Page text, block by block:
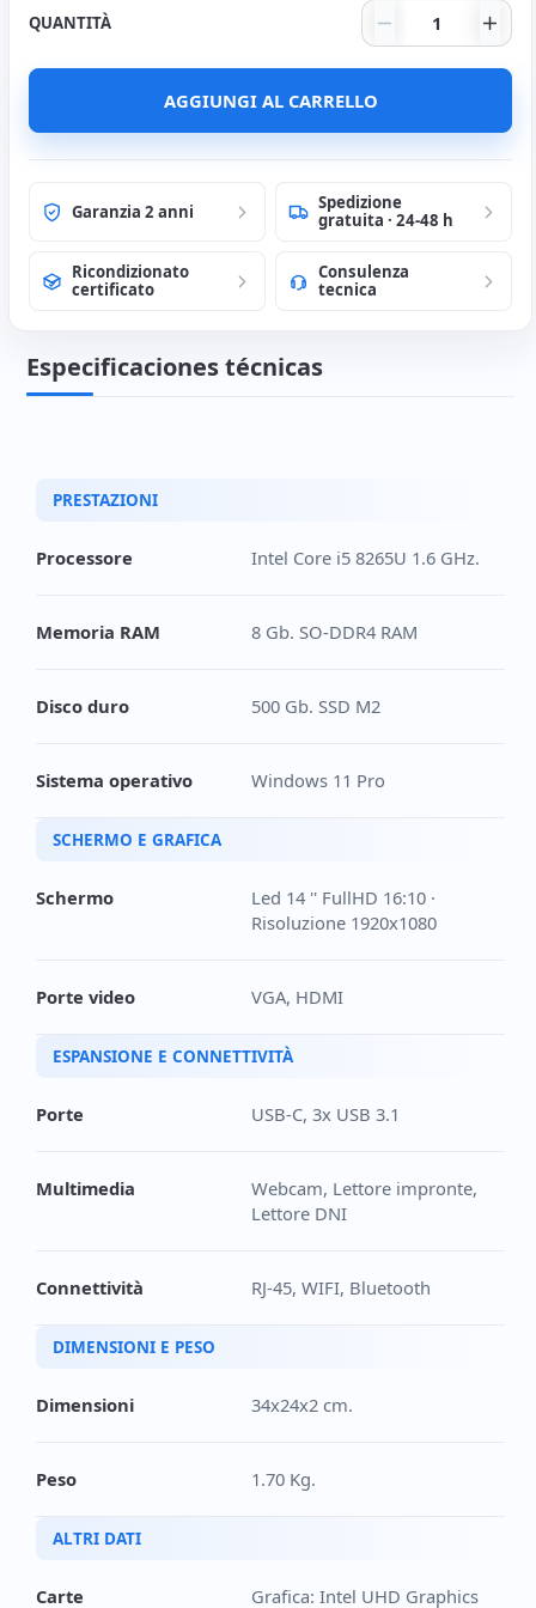
Portuguese Stickers
Laptop Briefcase
(+5€)
QUANTITÀ HP ProBook
AGGIUNGI AL CARRELLO
Garanzia 2 anni
Spedizione
gratuita · 24-48 h
Ricondizionato
certificato
Consulenza
tecnica
Especificaciones técnicas
PRESTAZIONI
Processore Intel Core i5 8265U 1.6 GHz.
Memoria RAM 8 Gb. SO-DDR4 RAM
Disco duro 500 Gb. SSD M2
Sistema operativo Windows 11 Pro
SCHERMO E GRAFICA
Schermo
Led 14 '' FullHD 16:10 ·
Risoluzione 1920x1080
Porte video VGA, HDMI
ESPANSIONE E CONNETTIVITÀ
Porte USB-C, 3x USB 3.1
Multimedia
Webcam, Lettore impronte,
Lettore DNI
Connettività RJ-45, WIFI, Bluetooth
DIMENSIONI E PESO
Dimensioni 34x24x2 cm.
Peso 1.70 Kg.
ALTRI DATI
Carte Grafica: Intel UHD Graphics